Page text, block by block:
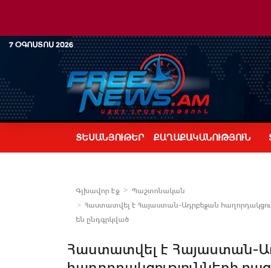
7 ՕԳՈՍՏՈՍ 2026
ՏԵՍԱՆՅՈՒԹԵՐ ՔԱՂԱՔԱԿԱՆՈՒԹՅՈՒՆ
Գլխավոր Էջ
Պաշտոնական
Հաստատվել է Հայաստան-Ադրբեջան
են ընդգրկված
Հաստատվել է Հայաստան-